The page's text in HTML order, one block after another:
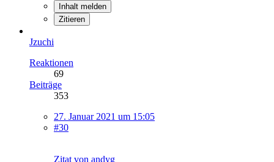
Inhalt melden
Zitieren
Jzuchi
Reaktionen
69
Beiträge
353
27. Januar 2021 um 15:05
#30
Zitat von andyg